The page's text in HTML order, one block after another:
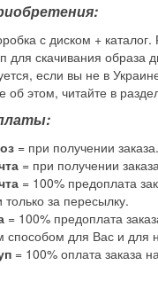
с диском +
для скачивания образа
если вы не в
об этом, читайте в
= при получении заказа.
= при получении
= 100% предоплата
только за пересылку.
= 100% предоплата
способом для Вас и для
= 100% оплата заказа